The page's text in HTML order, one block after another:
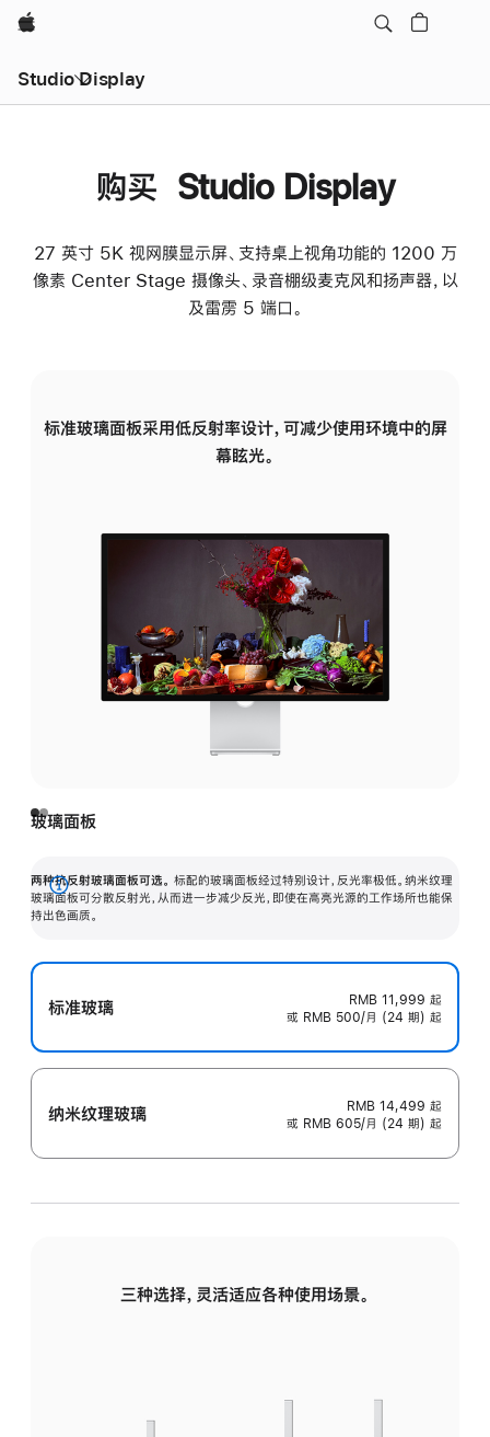
Apple
Studio Display
购买 Studio Display
27 英寸 5K 视网膜显示屏、支持桌上视角功能的 1200 万
像素 Center Stage 摄像头、录音棚级麦克风和扬声器，以
及雷雳 5 端口。
标准玻璃面板采用低反射率设计，可减少使用环境中的屏
幕眩光。
玻璃面板
两种抗反射玻璃面板可选。 标配的玻璃面板经过特别设计，反光率极低。纳米纹理
玻璃面板可分散反射光，从而进一步减少反光，即使在高亮光源的工作场所也能保
持出色画质。
展
开
标准玻璃 RMB 11,999 起
或 RMB 500/月 (24 期) 起
纳米纹理玻璃 RMB 14,499 起
或 RMB 605/月 (24 期) 起
三种选择，灵活适应各种使用场景。